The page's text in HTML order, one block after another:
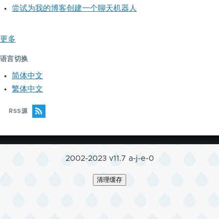
尝试为我的博客创建一个聊天机器人
更多
语言切换
简体中文
繁体中文
RSS源
2002-2023 v11.7 a-j-e-0